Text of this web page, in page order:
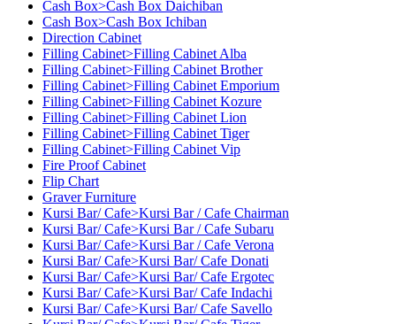
Cash Box>Cash Box Daichiban
Cash Box>Cash Box Ichiban
Direction Cabinet
Filling Cabinet>Filling Cabinet Alba
Filling Cabinet>Filling Cabinet Brother
Filling Cabinet>Filling Cabinet Emporium
Filling Cabinet>Filling Cabinet Kozure
Filling Cabinet>Filling Cabinet Lion
Filling Cabinet>Filling Cabinet Tiger
Filling Cabinet>Filling Cabinet Vip
Fire Proof Cabinet
Flip Chart
Graver Furniture
Kursi Bar/ Cafe>Kursi Bar / Cafe Chairman
Kursi Bar/ Cafe>Kursi Bar / Cafe Subaru
Kursi Bar/ Cafe>Kursi Bar / Cafe Verona
Kursi Bar/ Cafe>Kursi Bar/ Cafe Donati
Kursi Bar/ Cafe>Kursi Bar/ Cafe Ergotec
Kursi Bar/ Cafe>Kursi Bar/ Cafe Indachi
Kursi Bar/ Cafe>Kursi Bar/ Cafe Savello